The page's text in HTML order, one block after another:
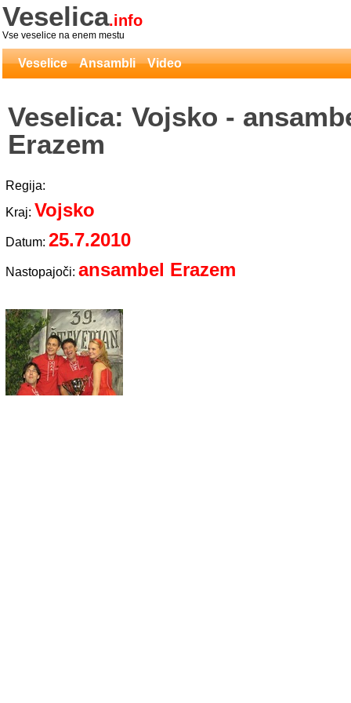
Veselica.info
Vse veselice na enem mestu
Veselice Ansambli Video
Veselica: Vojsko -
Erazem
Regija:
Kraj: Vojsko
Datum: 25.7.2010
Nastopajoči: ansambel Erazem